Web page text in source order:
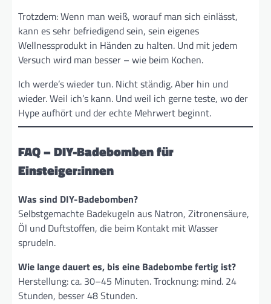
Trotzdem: Wenn man weiß, worauf man sich einlässt,
kann es sehr befriedigend sein, sein eigenes
Wellnessprodukt in Händen zu halten. Und mit jedem
Versuch wird man besser – wie beim Kochen.
Ich werde’s wieder tun. Nicht ständig. Aber hin und
wieder. Weil ich’s kann. Und weil ich gerne teste, wo der
Hype aufhört und der echte Mehrwert beginnt.
FAQ – DIY-Badebomben für
Einsteiger:innen
Was sind DIY-Badebomben?
Selbstgemachte Badekugeln aus Natron, Zitronensäure,
Öl und Duftstoffen, die beim Kontakt mit Wasser
sprudeln.
Wie lange dauert es, bis eine Badebombe fertig ist?
Herstellung: ca. 30–45 Minuten. Trocknung: mind. 24
Stunden, besser 48 Stunden.